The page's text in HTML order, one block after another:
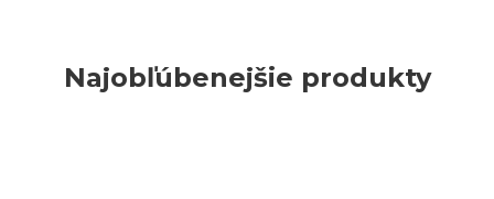
Najobľúbenejšie produkty